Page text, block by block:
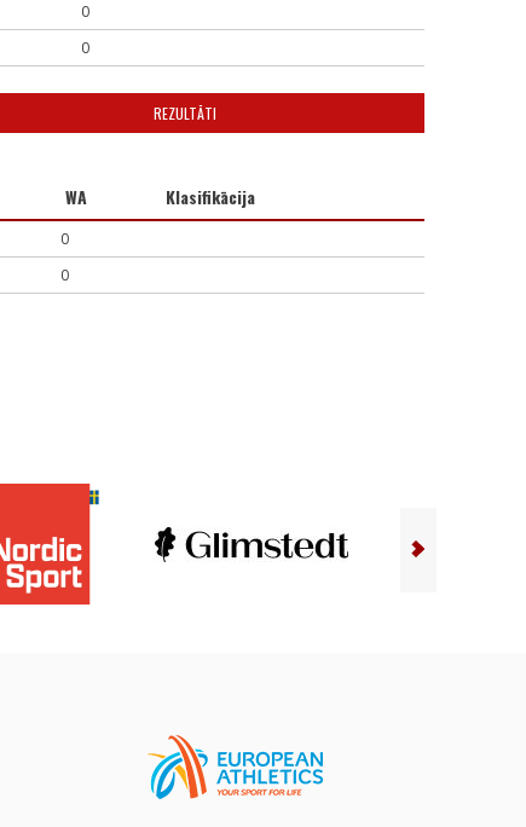
0
0
REZULTĀTI
WA Klasifikācija
0
0